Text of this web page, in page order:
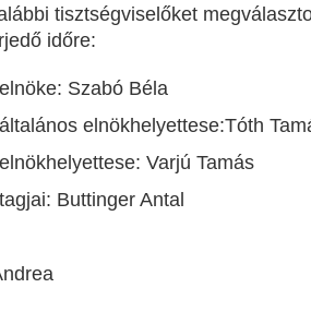
tisztségviselőket
időre:
Szabó Béla
elnökhelyettese:Tóth
Varjú Tamás
Buttinger Antal